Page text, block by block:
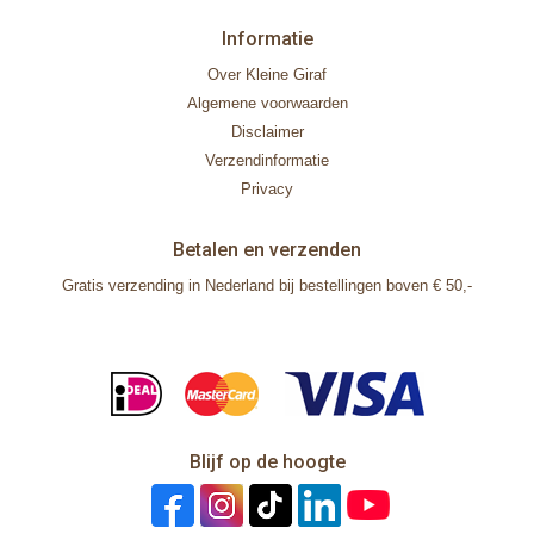
Informatie
Over Kleine Giraf
Algemene voorwaarden
Disclaimer
Verzendinformatie
Privacy
Betalen en verzenden
Gratis verzending in Nederland bij bestellingen boven € 50,-
Blijf op de hoogte